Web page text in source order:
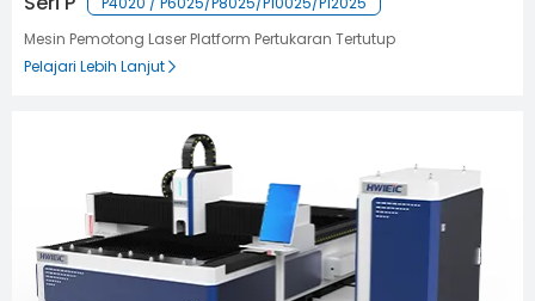
Mesin Pemotong Laser Platform Pertukaran Tertutup
Pelajari Lebih Lanjut